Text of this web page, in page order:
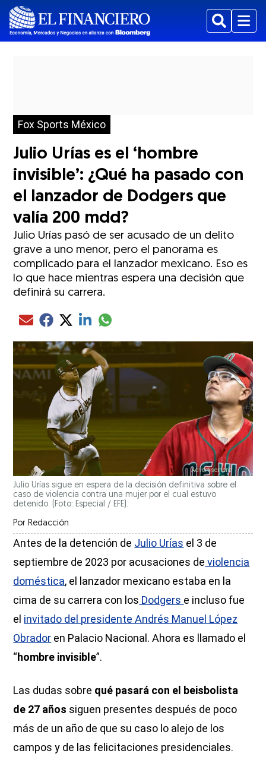
BuscarMenu
Fox Sports México
Julio Urías es el ‘hombre
invisible’: ¿Qué ha pasado con
el lanzador de Dodgers que
valía 200 mdd?
Julio Urías pasó de ser acusado de un delito
grave a uno menor, pero el panorama es
complicado para el lanzador mexicano. Eso es
lo que hace mientras espera una decisión que
definirá su carrera.
Compartir el artículo actual mediante Email
Compartir el artículo actual mediante Facebook
Compartir el artículo actual mediante Twitter
Compartir el artículo actual mediante LinkedIn
Compartir el artículo actual mediante
Julio Urías sigue en espera de la decisión definitiva sobre el
caso de violencia contra una mujer por el cual estuvo
detenido. (Foto: Especial / EFE).
Por Redacción
Antes de la detención de Julio Urías el 3 de
septiembre de 2023 por acusaciones de violencia
doméstica, el lanzador mexicano estaba en la
cima de su carrera con los Dodgers e incluso fue
el invitado del presidente Andrés Manuel López
Obrador en Palacio Nacional. Ahora es llamado el
“hombre invisible”.
Las dudas sobre qué pasará con el beisbolista
de 27 años siguen presentes después de poco
más de un año de que su caso lo alejo de los
campos y de las felicitaciones presidenciales.